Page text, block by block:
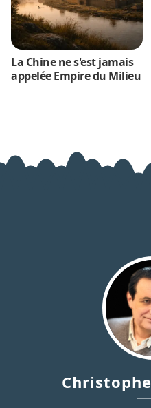
La Chine ne s'est jamais
appelée Empire du Milieu